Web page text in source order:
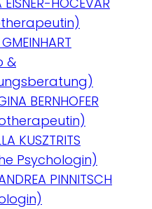
&
BERNHOFER
KUSZTRITS
Psychologin)
PINNITSCH